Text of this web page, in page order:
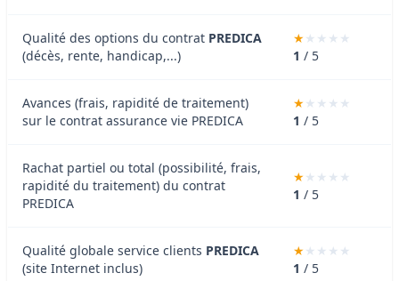
Qualité des options du contrat PREDICA
(décès, rente, handicap,...)
1 / 5
Avances (frais, rapidité de traitement)
sur le contrat assurance vie PREDICA
1 / 5
Rachat partiel ou total (possibilité, frais,
rapidité du traitement) du contrat
PREDICA
1 / 5
Qualité globale service clients PREDICA
(site Internet inclus)
1 / 5